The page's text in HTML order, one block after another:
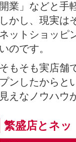
開業」などと手
しかし、現実は
ネットショッピ
いのです。
そもそも実店舗
プンしたからと
見えなノウハウ
繁盛店とネ